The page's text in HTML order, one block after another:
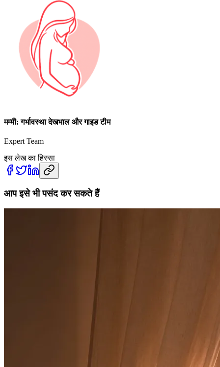
मम्मी: गर्भावस्था देखभाल और गाइड टीम
Expert Team
इस लेख का हिस्सा
आप इसे भी पसंद कर सकते हैं